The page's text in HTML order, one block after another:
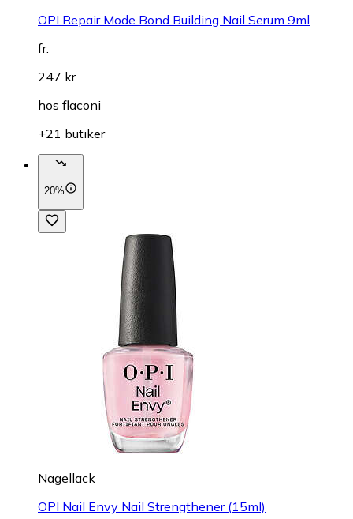
OPI Repair Mode Bond Building Nail Serum 9ml
fr.
247 kr
hos flaconi
+21 butiker
20%
Nagellack
OPI Nail Envy Nail Strengthener (15ml)